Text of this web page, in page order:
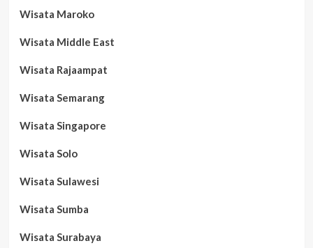
Wisata Maroko
Wisata Middle East
Wisata Rajaampat
Wisata Semarang
Wisata Singapore
Wisata Solo
Wisata Sulawesi
Wisata Sumba
Wisata Surabaya